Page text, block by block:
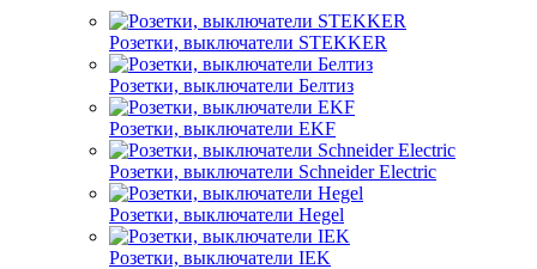
Розетки, выключатели STEKKER
Розетки, выключатели Белтиз
Розетки, выключатели EKF
Розетки, выключатели Schneider Electric
Розетки, выключатели Hegel
Розетки, выключатели IEK